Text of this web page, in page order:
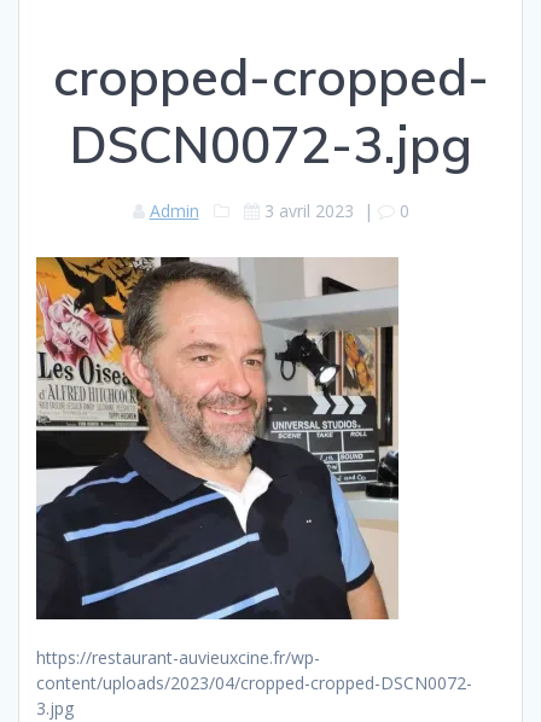
cropped-cropped-
DSCN0072-3.jpg
Admin 3 avril 2023 | 0
https://restaurant-auvieuxcine.fr/wp-
content/uploads/2023/04/cropped-cropped-DSCN0072-
3.jpg